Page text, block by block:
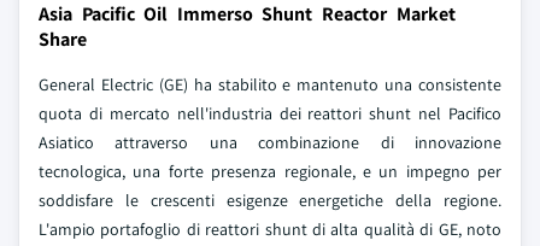
Asia Pacific Oil Immerso Shunt Reactor Market
Share
General Electric (GE) ha stabilito e mantenuto una consistente
quota di mercato nell'industria dei reattori shunt nel Pacifico
Asiatico attraverso una combinazione di innovazione
tecnologica, una forte presenza regionale, e un impegno per
soddisfare le crescenti esigenze energetiche della regione.
L'ampio portafoglio di reattori shunt di alta qualità di GE, noto